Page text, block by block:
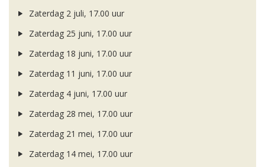
Zaterdag 2 juli, 17.00 uur
Zaterdag 25 juni, 17.00 uur
Zaterdag 18 juni, 17.00 uur
Zaterdag 11 juni, 17.00 uur
Zaterdag 4 juni, 17.00 uur
Zaterdag 28 mei, 17.00 uur
Zaterdag 21 mei, 17.00 uur
Zaterdag 14 mei, 17.00 uur